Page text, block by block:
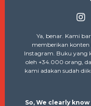
Ya, benar. Kami
memberikan konten
Instagram. Buku yang
oleh +34.000 orang,
kami adakan sudah
So, We clearly